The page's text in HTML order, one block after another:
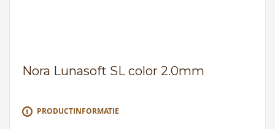
Nora Lunasoft SL color 2.0mm
PRODUCTINFORMATIE